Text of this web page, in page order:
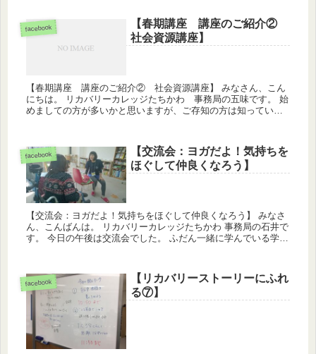
facebook
【春期講座 講座のご紹介②
社会資源講座】
【春期講座 講座のご紹介② 社会資源講座】 みなさん、こん
にちは。 リカバリーカレッジたちかわ 事務局の五味です。 始
めましての方が多いかと思いますが、ご存知の方は知っている
facebook
【交流会：ヨガだよ！気持ちを
ほぐして仲良くなろう】
【交流会：ヨガだよ！気持ちをほぐして仲良くなろう】 みなさ
ん、こんばんは。 リカバリーカレッジたちかわ 事務局の石井で
す。 今日の午後は交流会でした。 ふだん一緒に学んでいる学生
facebook
【リカバリーストーリーにふれ
る⑦】